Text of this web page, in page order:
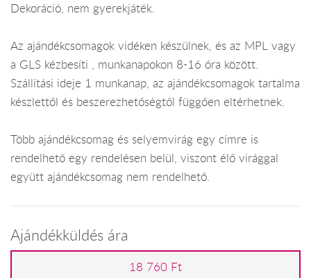
Dekoráció, nem gyerekjáték.
Az ajándékcsomagok vidéken készülnek, és az MPL vagy
a GLS kézbesíti , munkanapokon 8-16 óra között.
Szállítási ideje 1 munkanap, az ajándékcsomagok tartalma
készlettől és beszerezhetőségtől függően eltérhetnek.
Több ajándékcsomag és selyemvirág egy címre is
rendelhető egy rendelésen belül, viszont élő virággal
együtt ajándékcsomag nem rendelhető.
Ajándékküldés ára
18 760 Ft